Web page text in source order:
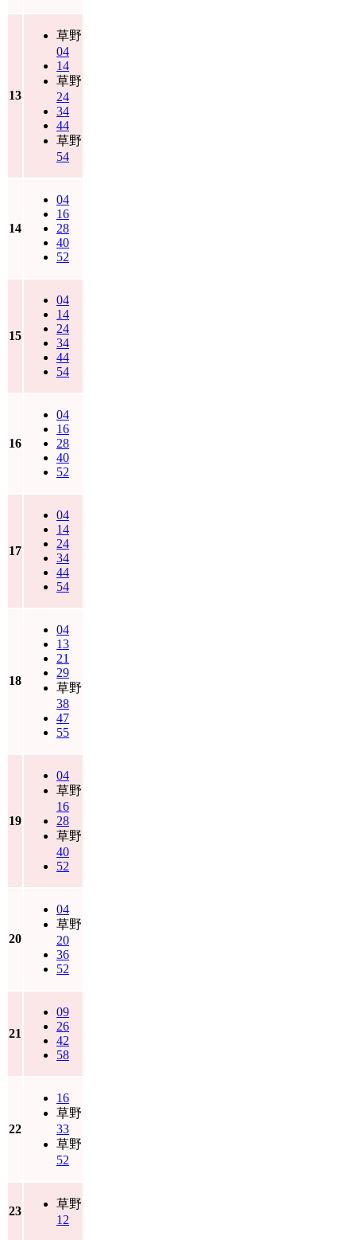
13
草野
04
14
草野
24
34
44
草野
54
14
04
16
28
40
52
15
04
14
24
34
44
54
16
04
16
28
40
52
17
04
14
24
34
44
54
18
04
13
21
29
草野
38
47
55
19
04
草野
16
28
草野
40
52
20
04
草野
20
36
52
21
09
26
42
58
22
16
草野
33
草野
52
23
草野
12